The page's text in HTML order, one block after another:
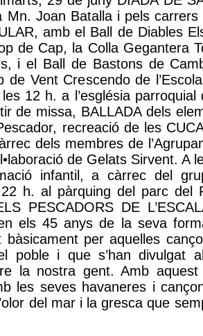
Mn. Joan Batalla i pels
amb el Ball de Diables
de Cap, la Colla Gegantera
i el Ball de Bastons de
de Vent Crescendo de
12 h. a l’església
de missa, BALLADA dels
recreació de les
dels membres de
de Gelats Sirvent. A
infantil, a càrrec del
h. al pàrquing del parc del
PESCADORS DE
els 45 anys de la seva
bàsicament per aquelles
poble i que s’han divulgat
la nostra gent. Amb
les seves havaneres i
del mar i la gresca que